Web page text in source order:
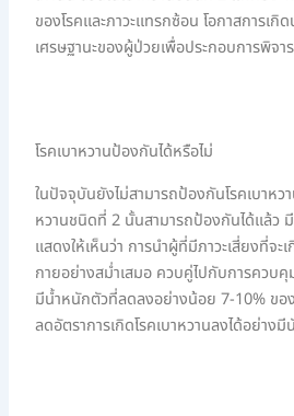
ของโรคและภาวะแทรกซ้อน โอกาสการเกิ
เศรษฐานะของผู้ป่วยเพื่อประกอบการพิจา
โรคเบาหวานป้องกันได้หรือไม่
ในปัจจุบันยังไม่สามารถป้องกันโรคเบาหว
หวานชนิดที่ 2 นั้นสามารถป้องกันได้แล้ว
แสดงให้เห็นว่า การนำผู้ที่มีภาวะเสี่ยงที่จะ
กายอย่างสม่ำเสมอ ควบคู่ไปกับการควบคุ
มีน้ำหนักตัวที่ลดลงอย่างน้อย 7-10% ขอ
ลดอัตราการเกิดโรคเบาหวานลงได้อย่าง